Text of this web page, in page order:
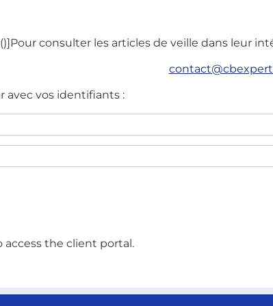
consulter les articles de veille dans leur
avec vos identifiants :
access the client portal.